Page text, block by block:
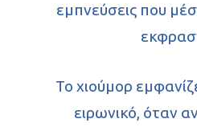
εμπνεύσεις που
Το χιούμορ
ειρωνικό, όταν